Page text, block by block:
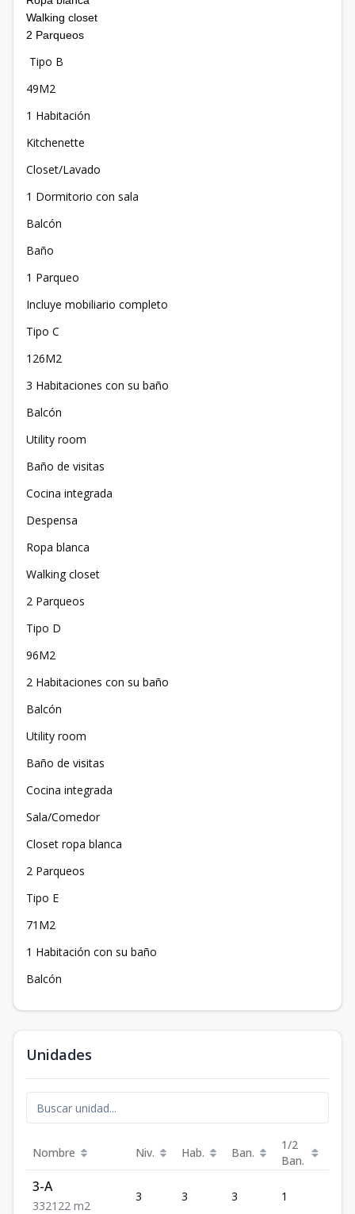
Walking closet
2 Parqueos
Tipo B
49M2
1 Habitación
Kitchenette
Closet/Lavado
1 Dormitorio con sala
Balcón
Baño
1 Parqueo
Incluye mobiliario completo
Tipo C
126M2
3 Habitaciones con su baño
Balcón
Utility room
Baño de visitas
Cocina integrada
Despensa
Ropa blanca
Walking closet
2 Parqueos
Tipo D
96M2
2 Habitaciones con su baño
Balcón
Utility room
Baño de visitas
Cocina integrada
Sala/Comedor
Closet ropa blanca
2 Parqueos
Tipo E
71M2
1 Habitación con su baño
Balcón
Unidades
Nombre Niv. Hab. Ban.
1/2
Ban.
3-A
332122 m2
3 3 3 1